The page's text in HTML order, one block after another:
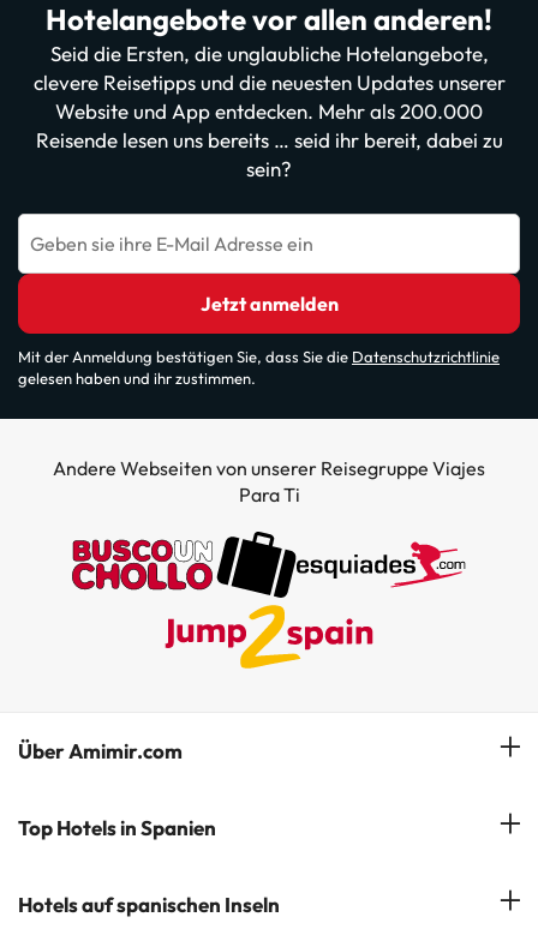
Hotelangebote vor allen anderen!
Seid die Ersten, die unglaubliche Hotelangebote,
clevere Reisetipps und die neuesten Updates unserer
Website und App entdecken. Mehr als 200.000
Reisende lesen uns bereits … seid ihr bereit, dabei zu
sein?
Geben sie ihre E-Mail Adresse ein
Jetzt anmelden
Mit der Anmeldung bestätigen Sie, dass Sie die Datenschutzrichtlinie
gelesen haben und ihr zustimmen.
Andere Webseiten von unserer Reisegruppe Viajes
Para Ti
Über Amimir.com
Unser Team
Newsletter abonnieren
Top Hotels in Spanien
Hotels in Salou
Hotels auf spanischen Inseln